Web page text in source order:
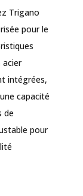
Trigano
pour le
intégrées,
capacité
de
pour